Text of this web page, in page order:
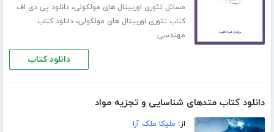
مسائل تئوری اوربیتال های مولکولی،دانلود پی دی اف
کتاب تئوری اوربیتال های مولکولی،دانلود کتاب
مهندسی
دانلود کتاب
دانلود کتاب متدهای شناسایی و تجزیه مواد
از: ملیکا ملک آرا